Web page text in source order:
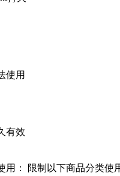
使用
有效
用：
限制以下商品分类使